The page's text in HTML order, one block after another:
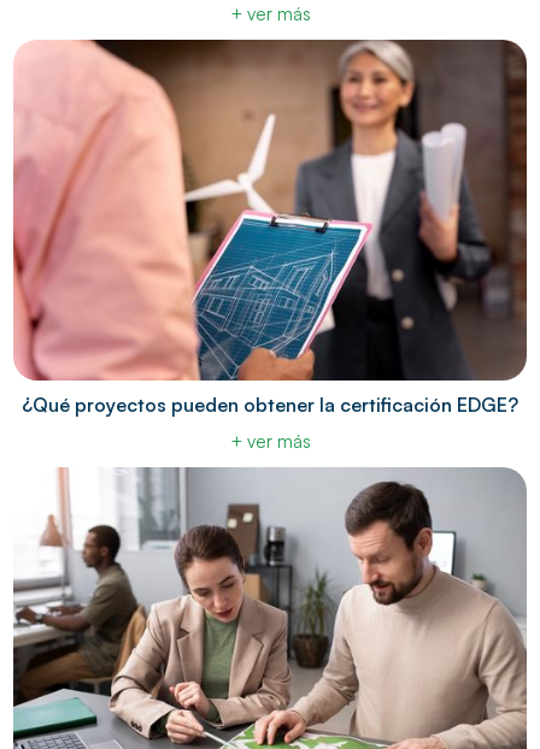
+ ver más
¿Qué proyectos pueden obtener la certificación EDGE?
+ ver más